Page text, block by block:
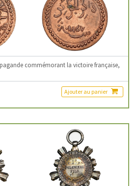
commémorant la victoire française,
Ajouter au panier